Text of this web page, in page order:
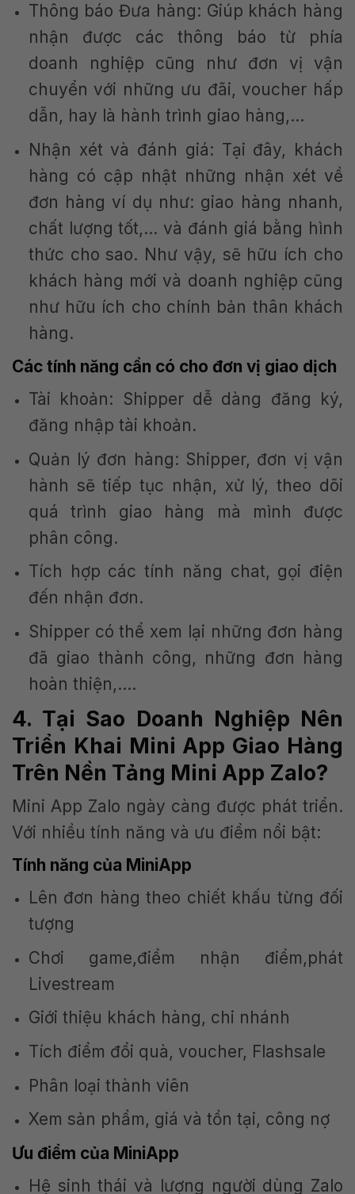
Thông báo Đưa hàng: Giúp khách hàng
nhận được các thông báo từ phía
doanh nghiệp cũng như đơn vị vận
chuyển với những ưu đãi, voucher hấp
dẫn, hay là hành trình giao hàng,…
Nhận xét và đánh giá: Tại đây, khách
hàng có cập nhật những nhận xét về
đơn hàng ví dụ như: giao hàng nhanh,
chất lượng tốt,… và đánh giá bằng hình
thức cho sao. Như vậy, sẽ hữu ích cho
khách hàng mới và doanh nghiệp cũng
như hữu ích cho chính bản thân khách
hàng.
Các tính năng cần có cho đơn vị giao dịch
Tài khoản: Shipper dễ dàng đăng ký,
đăng nhập tài khoản.
Quản lý đơn hàng: Shipper, đơn vị vận
hành sẽ tiếp tục nhận, xử lý, theo dõi
quá trình giao hàng mà mình được
phân công.
Tích hợp các tính năng chat, gọi điện
đến nhận đơn.
Shipper có thể xem lại những đơn hàng
đã giao thành công, những đơn hàng
hoàn thiện,….
4. Tại Sao Doanh Nghiệp Nên
Triển Khai Mini App Giao Hàng
Trên Nền Tảng Mini App Zalo?
Mini App Zalo ngày càng được phát triển.
Với nhiều tính năng và ưu điểm nổi bật:
Tính năng của MiniApp
Lên đơn hàng theo chiết khấu từng đối
tượng
Chơi game,điểm nhận điểm,phát
Livestream
Giới thiệu khách hàng, chi nhánh
Tích điểm đổi quà, voucher, Flashsale
Phân loại thành viên
Xem sản phẩm, giá và tồn tại, công nợ
Ưu điểm của MiniApp
Hệ sinh thái và lượng người dùng Zalo